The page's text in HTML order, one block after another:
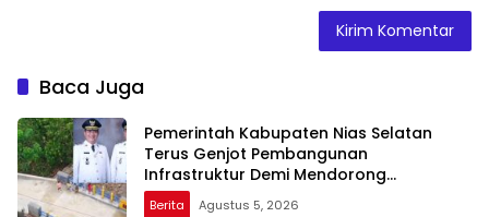
Baca Juga
Pemerintah Kabupaten Nias Selatan
Terus Genjot Pembangunan
Infrastruktur Demi Mendorong
Konektivitas dan Pertumbuhan Daerah
Berita Agustus 5, 2026